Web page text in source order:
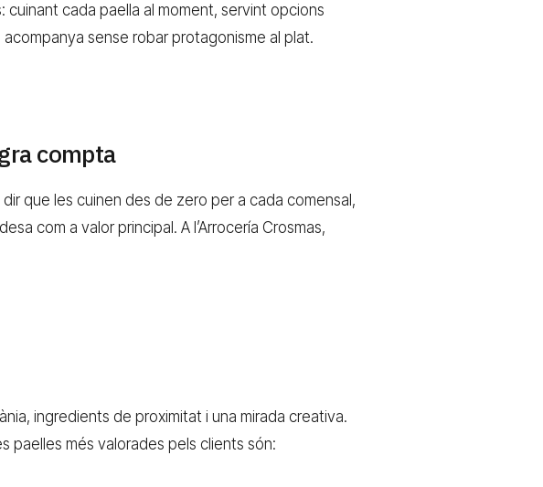
cada paella al moment, servint opcions
sense robar protagonisme al plat.
compta
que les cuinen des de zero per a cada comensal,
com a valor principal. A l’Arrocería Crosmas,
ingredients de proximitat i una mirada creativa.
paelles més valorades pels clients són: